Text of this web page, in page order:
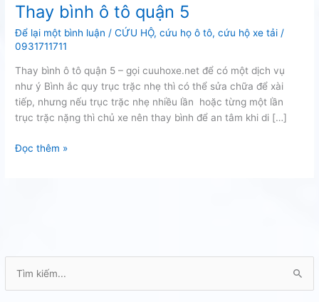
Thay bình ô tô quận 5
Để lại một bình luận /CỨU HỘ,cứu họ ô tô,cứu hộ xe tải /
0931711711
Thay bình ô tô quận 5 – gọi cuuhoxe.net để có một dịch vụ
như ý Bình ắc quy trục trặc nhẹ thì có thể sửa chữa để xài
tiếp, nhưng nếu trục trặc nhẹ nhiều lần hoặc từng một lần
trục trặc nặng thì chủ xe nên thay bình để an tâm khi di […]
Thay
Đọc thêm »